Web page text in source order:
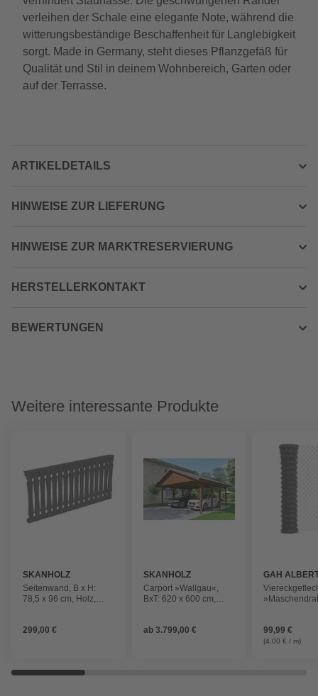
verleihen der Schale eine elegante Note, während die
witterungsbeständige Beschaffenheit für Langlebigkeit
sorgt. Made in Germany, steht dieses Pflanzgefäß für
Qualität und Stil in deinem Wohnbereich, Garten oder
auf der Terrasse.
ARTIKELDETAILS
HINWEISE ZUR LIEFERUNG
HINWEISE ZUR MARKTRESERVIERUNG
HERSTELLERKONTAKT
BEWERTUNGEN
Weitere interessante Produkte
SKANHOLZ
Seitenwand, B x H:
78,5 x 96 cm, Holz,
299,00 €
SKANHOLZ
Carport »Wallgau«,
BxT: 620 x 600 cm,
ab 3.799,00 €
GAH
99,99 €
(4,00 € / m)